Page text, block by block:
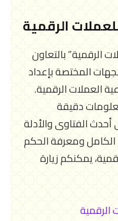
الرقمية
الرقمية” بالتعاون
المختصة بإعداد
العملات الرقمية.
دقيقة
الفتاوى والأدلة
الكامل ومعرفة الحكم
يمكنكم زيارة
الرقمية